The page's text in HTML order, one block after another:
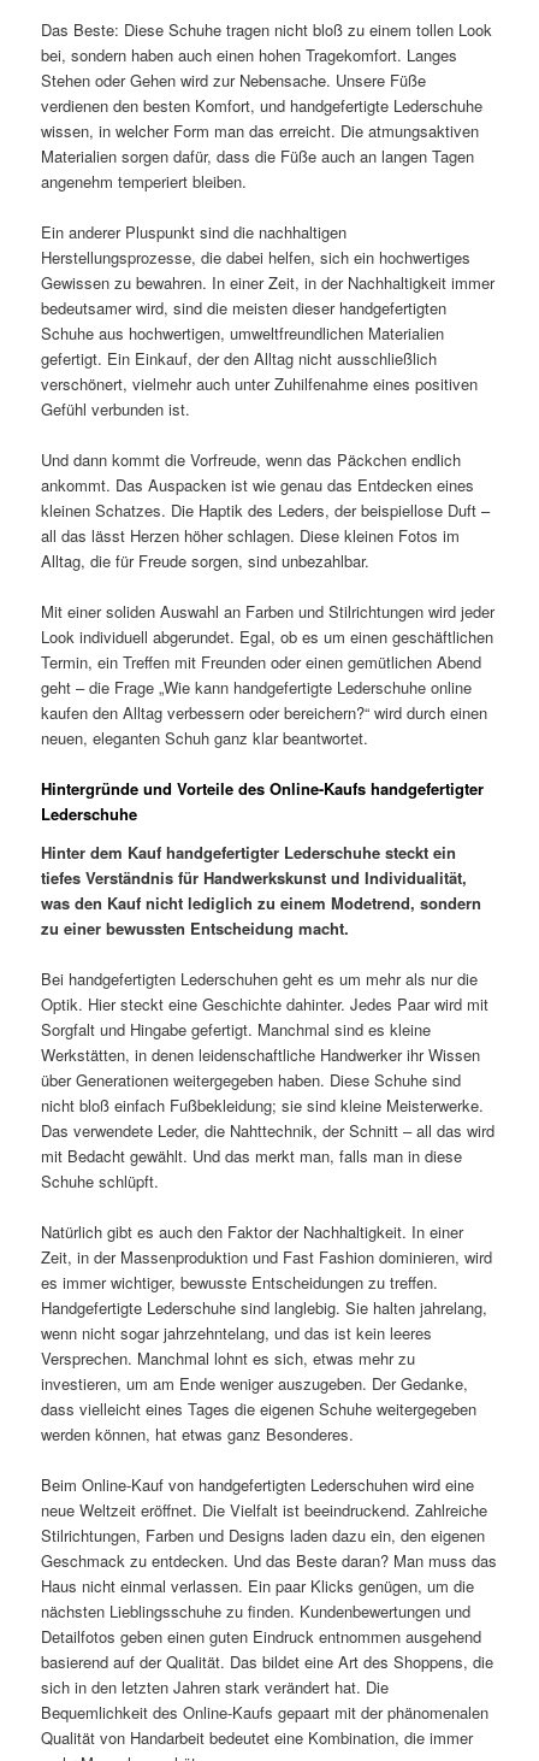
Das Beste: Diese Schuhe tragen nicht bloß zu einem tollen Look
bei, sondern haben auch einen hohen Tragekomfort. Langes
Stehen oder Gehen wird zur Nebensache. Unsere Füße
verdienen den besten Komfort, und handgefertigte Lederschuhe
wissen, in welcher Form man das erreicht. Die atmungsaktiven
Materialien sorgen dafür, dass die Füße auch an langen Tagen
angenehm temperiert bleiben.
Ein anderer Pluspunkt sind die nachhaltigen
Herstellungsprozesse, die dabei helfen, sich ein hochwertiges
Gewissen zu bewahren. In einer Zeit, in der Nachhaltigkeit immer
bedeutsamer wird, sind die meisten dieser handgefertigten
Schuhe aus hochwertigen, umweltfreundlichen Materialien
gefertigt. Ein Einkauf, der den Alltag nicht ausschließlich
verschönert, vielmehr auch unter Zuhilfenahme eines positiven
Gefühl verbunden ist.
Und dann kommt die Vorfreude, wenn das Päckchen endlich
ankommt. Das Auspacken ist wie genau das Entdecken eines
kleinen Schatzes. Die Haptik des Leders, der beispiellose Duft –
all das lässt Herzen höher schlagen. Diese kleinen Fotos im
Alltag, die für Freude sorgen, sind unbezahlbar.
Mit einer soliden Auswahl an Farben und Stilrichtungen wird jeder
Look individuell abgerundet. Egal, ob es um einen geschäftlichen
Termin, ein Treffen mit Freunden oder einen gemütlichen Abend
geht – die Frage „Wie kann handgefertigte Lederschuhe online
kaufen den Alltag verbessern oder bereichern?“ wird durch einen
neuen, eleganten Schuh ganz klar beantwortet.
Hintergründe und Vorteile des Online-Kaufs handgefertigter
Lederschuhe
Hinter dem Kauf handgefertigter Lederschuhe steckt ein
tiefes Verständnis für Handwerkskunst und Individualität,
was den Kauf nicht lediglich zu einem Modetrend, sondern
zu einer bewussten Entscheidung macht.
Bei handgefertigten Lederschuhen geht es um mehr als nur die
Optik. Hier steckt eine Geschichte dahinter. Jedes Paar wird mit
Sorgfalt und Hingabe gefertigt. Manchmal sind es kleine
Werkstätten, in denen leidenschaftliche Handwerker ihr Wissen
über Generationen weitergegeben haben. Diese Schuhe sind
nicht bloß einfach Fußbekleidung; sie sind kleine Meisterwerke.
Das verwendete Leder, die Nahttechnik, der Schnitt – all das wird
mit Bedacht gewählt. Und das merkt man, falls man in diese
Schuhe schlüpft.
Natürlich gibt es auch den Faktor der Nachhaltigkeit. In einer
Zeit, in der Massenproduktion und Fast Fashion dominieren, wird
es immer wichtiger, bewusste Entscheidungen zu treffen.
Handgefertigte Lederschuhe sind langlebig. Sie halten jahrelang,
wenn nicht sogar jahrzehntelang, und das ist kein leeres
Versprechen. Manchmal lohnt es sich, etwas mehr zu
investieren, um am Ende weniger auszugeben. Der Gedanke,
dass vielleicht eines Tages die eigenen Schuhe weitergegeben
werden können, hat etwas ganz Besonderes.
Beim Online-Kauf von handgefertigten Lederschuhen wird eine
neue Weltzeit eröffnet. Die Vielfalt ist beeindruckend. Zahlreiche
Stilrichtungen, Farben und Designs laden dazu ein, den eigenen
Geschmack zu entdecken. Und das Beste daran? Man muss das
Haus nicht einmal verlassen. Ein paar Klicks genügen, um die
nächsten Lieblingsschuhe zu finden. Kundenbewertungen und
Detailfotos geben einen guten Eindruck entnommen ausgehend
basierend auf der Qualität. Das bildet eine Art des Shoppens, die
sich in den letzten Jahren stark verändert hat. Die
Bequemlichkeit des Online-Kaufs gepaart mit der phänomenalen
Qualität von Handarbeit bedeutet eine Kombination, die immer